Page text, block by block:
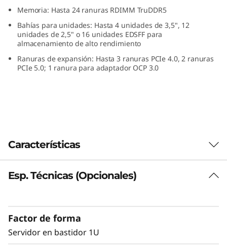
e
5
V
Memoria: Hasta 24 ranuras RDIMM TruDDR5
Bahías para unidades: Hasta 4 unidades de 3,5", 12
unidades de 2,5" o 16 unidades EDSFF para
almacenamiento de alto rendimiento
Ranuras de expansión: Hasta 3 ranuras PCIe 4.0, 2 ranuras
PCIe 5.0; 1 ranura para adaptador OCP 3.0
Características
Rendimiento sin concesiones
suficientemente ágil para afrontar los retos del
mañana. Gracias a su mayor densidad de
Esp. Técnicas (Opcionales)
Factor de forma
Servidor en bastidor 1U